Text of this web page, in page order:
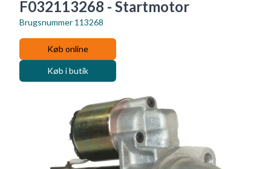
F032113268 - Startmotor
Brugsnummer 113268
Køb online
Køb i butik